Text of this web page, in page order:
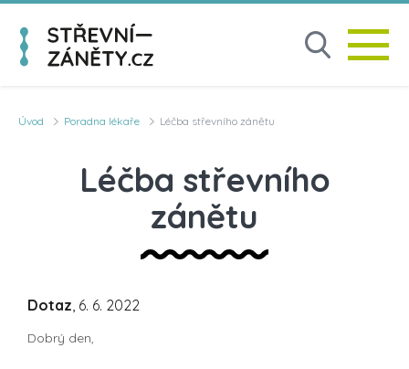
Úvod Poradna lékaře Léčba střevního zánětu
Léčba střevního
zánětu
Dotaz, 6. 6. 2022
Dobrý den,